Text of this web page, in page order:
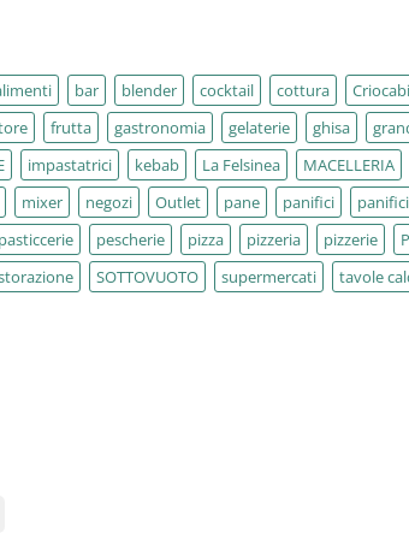
bar blender cocktail cottura
frutta gastronomia gelaterie ghisa
impastatrici kebab La Felsinea MACELLERIA
mixer negozi Outlet pane panifici
pasticcerie pescherie pizza pizzeria pizzerie
SOTTOVUOTO supermercati tavole